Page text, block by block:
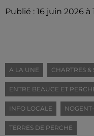
Publié : 16 juin 2026
A LA UNE CHARTRES &
ENTRE BEAUCE ET
INFO LOCALE
TERRES DE PERCHE